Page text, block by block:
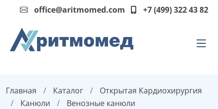
office@aritmomed.com +7 (499) 322 43 82
Главная Каталог
Открытая Кардиохирургия
Канюли
Венозные канюли